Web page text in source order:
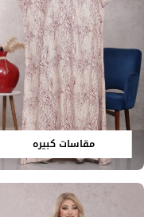
مقاسات كبيره